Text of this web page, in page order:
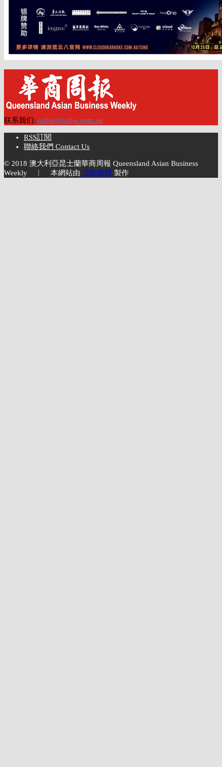
联系我们: qabw@qabw.com.au
RSS訂閱
聯絡我們 Contact Us
© 2018 澳大利亞昆士蘭華商周報 Queensland Asian Business
Weekly ︱ 本網站由 流動媒體 製作